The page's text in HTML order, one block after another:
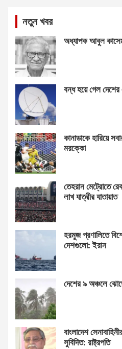
নতুন খবর
অধ্যাপক আবুল
বন্ধ হয়ে গেল
কানাডাকে হারিয়ে
মরক্কো
তেহরান মেট্রোতে
লাখ যাত্রীর যাতায়াত
হরমুজ প্রণালিতে
দেশগুলো: ইরান
দেশের ৯ অঞ্চলে
বাংলাদেশ
সুবিদিত: রাষ্ট্রপতি